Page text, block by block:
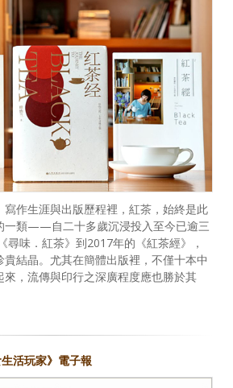
作生涯與出版歷程裡，紅茶，始終是此
一類——自二十多歲沉浸投入至今已逾三
尋味．紅茶》到2017年的《紅茶經》，
結晶。尤其在簡體出版裡，不僅十本中
來，流傳與印行之深廣程度應也勝於其
活玩家》電子報